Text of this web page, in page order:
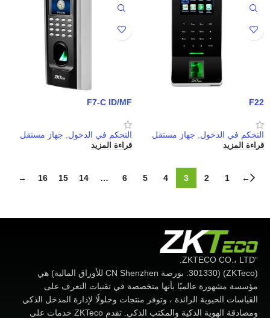
F22
التحكم في الدخول جهاز مستقل
قراءة المزيد
F7-C ID/MF
التحكم في الدخول جهاز مستقل
قراءة المزيد
←
1
2
3
4
5
6
…
14
15
16
→
“ZKTECO CO.، LTD.
(ZKTeco) (301330: بورصة CN Shenzhen للأوراق المالية) هي
مؤسسة مشهورة عالميًا بأنها متخصصة في تقنيات التعرف على
القياسات الحيوية الرائدة ، وتوفر منتجات وحلولًا لإدارة المدخل الذكي
ومصادقة الهوية الذكية والمكتب الذكي. تقدم ZKTeco خدمات على